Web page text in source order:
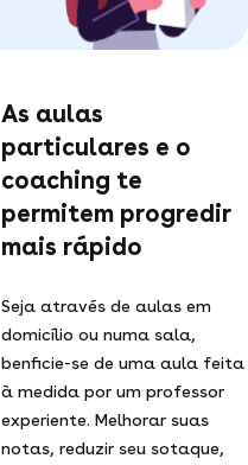
As aulas
particulares e o
coaching te
permitem progredir
mais rápido
Seja através de aulas em
domicílio ou numa sala,
benficie-se de uma aula feita
à medida por um professor
experiente. Melhorar suas
notas, reduzir seu sotaque,